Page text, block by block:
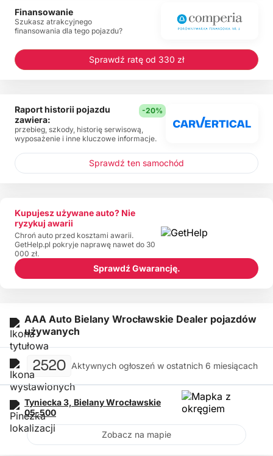
AAA Auto Bielany Wrocławskie Dealer pojazdów
używanych
2520 Aktywnych ogłoszeń w ostatnich 6 miesiącach
Tyniecka 3, Bielany Wrocławskie
05-500
Zobacz na mapie
Finansowanie
Szukasz atrakcyjnego
finansowania dla tego pojazdu?
Sprawdź ratę od 330 zł
Raport historii pojazdu
zawiera:
-20%
przebieg, szkody, historię serwisową,
wyposażenie i inne kluczowe informacje.
Sprawdź ten samochód
Kupujesz używane auto? Nie
ryzykuj awarii
Chroń auto przed kosztami awarii.
GetHelp.pl pokryje naprawę nawet do 30
000 zł.
Sprawdź Gwarancję.